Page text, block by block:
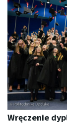
Wręczenie